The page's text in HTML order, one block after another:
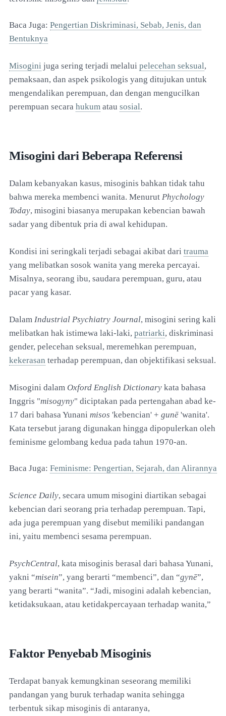
Baca Juga: Pengertian Diskriminasi, Sebab, Jenis, dan
Bentuknya
Misogini juga sering terjadi melalui pelecehan seksual,
pemaksaan, dan aspek psikologis yang ditujukan untuk
mengendalikan perempuan, dan dengan mengucilkan
perempuan secara hukum atau sosial.
Misogini dari Beberapa Referensi
Dalam kebanyakan kasus, misoginis bahkan tidak tahu
bahwa mereka membenci wanita. Menurut Phychology
Today, misogini biasanya merupakan kebencian bawah
sadar yang dibentuk pria di awal kehidupan.
Kondisi ini seringkali terjadi sebagai akibat dari trauma
yang melibatkan sosok wanita yang mereka percayai.
Misalnya, seorang ibu, saudara perempuan, guru, atau
pacar yang kasar.
Dalam Industrial Psychiatry Journal, misogini sering kali
melibatkan hak istimewa laki-laki, patriarki, diskriminasi
gender, pelecehan seksual, meremehkan perempuan,
kekerasan terhadap perempuan, dan objektifikasi seksual.
Misogini dalam Oxford English Dictionary kata bahasa
Inggris "misogyny" diciptakan pada pertengahan abad ke-
17 dari bahasa Yunani misos 'kebencian' + gunē 'wanita'.
Kata tersebut jarang digunakan hingga dipopulerkan oleh
feminisme gelombang kedua pada tahun 1970-an.
Baca Juga: Feminisme: Pengertian, Sejarah, dan Alirannya
Science Daily, secara umum misogini diartikan sebagai
kebencian dari seorang pria terhadap perempuan. Tapi,
ada juga perempuan yang disebut memiliki pandangan
ini, yaitu membenci sesama perempuan.
PsychCentral, kata misoginis berasal dari bahasa Yunani,
yakni “misein”, yang berarti “membenci”, dan “gynē”,
yang berarti “wanita”. “Jadi, misogini adalah kebencian,
ketidaksukaan, atau ketidakpercayaan terhadap wanita,”
Faktor Penyebab Misoginis
Terdapat banyak kemungkinan seseorang memiliki
pandangan yang buruk terhadap wanita sehingga
terbentuk sikap misoginis di antaranya,